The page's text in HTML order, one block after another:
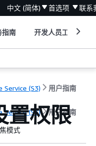
中文 (简体) 首选项 联系
指南 开发人员工具
(S3) 用户指南
Service (S3) 用户指南
置权限
模式